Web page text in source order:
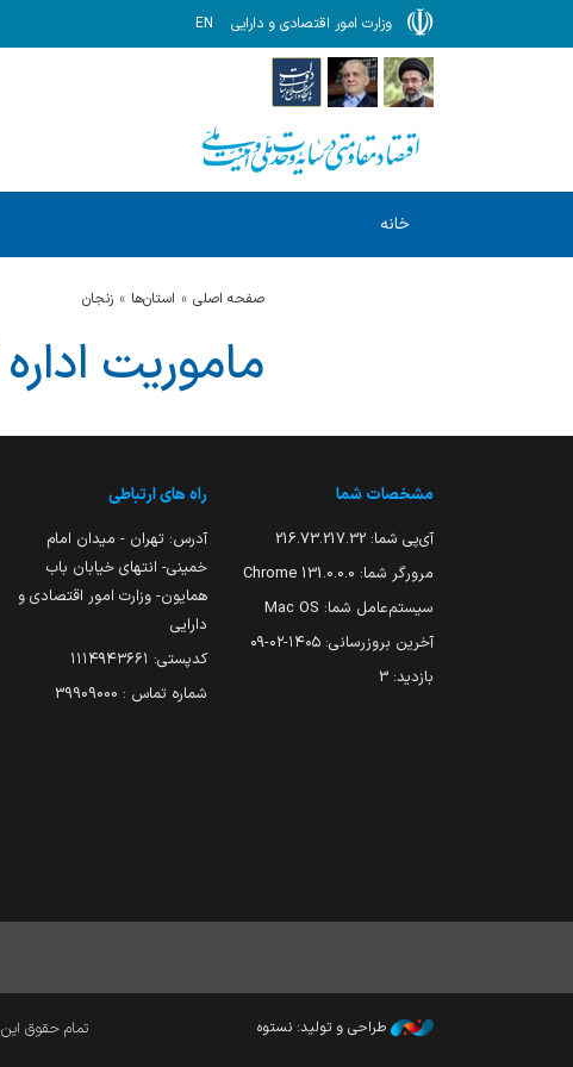
وزارت امور اقتصادی و دارایی EN
خانه
صفحه اصلی استان‌ها زنجان
ماموریت
مشخصات شما
آی‌پی شما: 216.73.217.32
مرورگر شما: 131.0.0.0 Chrome
سیستم‌عامل شما: Mac OS
آخرین بروزرسانی: ۱۴۰۵-۰۲-۰۹
بازدید: 3
راه های ارتباطی
آدرس: تهران - میدان امام
خمینی- انتهای خیابان باب
همایون- وزارت امور اقتصادی و
دارایی
کدپستی: ۱۱۱۴۹۴۳۶۶۱
شماره تماس : 39909000
طراحی و تولید: نستوه
تمام حقوق این